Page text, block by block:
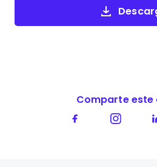
Comparte este